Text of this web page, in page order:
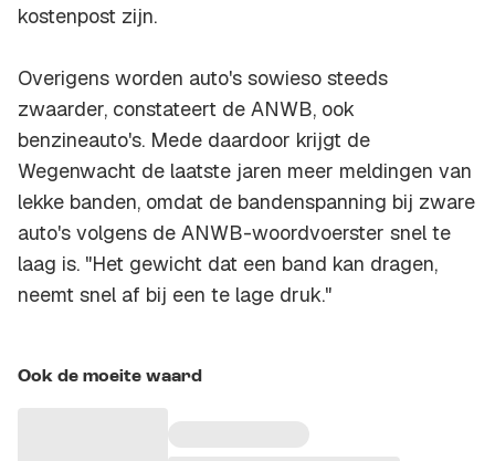
kostenpost zijn.
Overigens worden auto's sowieso steeds
zwaarder, constateert de ANWB, ook
benzineauto's. Mede daardoor krijgt de
Wegenwacht de laatste jaren meer meldingen van
lekke banden, omdat de bandenspanning bij zware
auto's volgens de ANWB-woordvoerster snel te
laag is. "Het gewicht dat een band kan dragen,
neemt snel af bij een te lage druk."
Ook de moeite waard